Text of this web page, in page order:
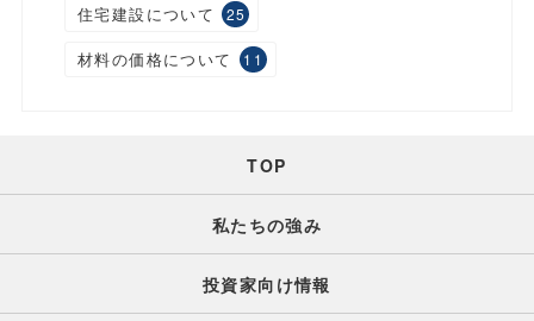
住宅建設について 25
材料の価格について 11
TOP
私たちの強み
投資家向け情報